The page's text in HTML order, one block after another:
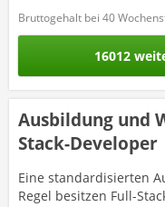
Bruttogehalt bei 40
16012
Ausbildung und
Stack-Developer
Eine standardisierten
Regel besitzen Full-